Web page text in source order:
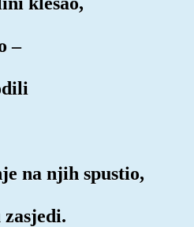
–
na njih spustio,